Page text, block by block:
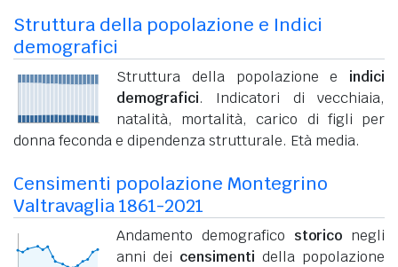
Struttura della popolazione e Indici
demografici
Struttura della popolazione e indici
demografici. Indicatori di vecchiaia,
natalità, mortalità, carico di figli per
donna feconda e dipendenza strutturale. Età media.
Censimenti popolazione Montegrino
Valtravaglia 1861-2021
Andamento demografico storico negli
anni dei censimenti della popolazione